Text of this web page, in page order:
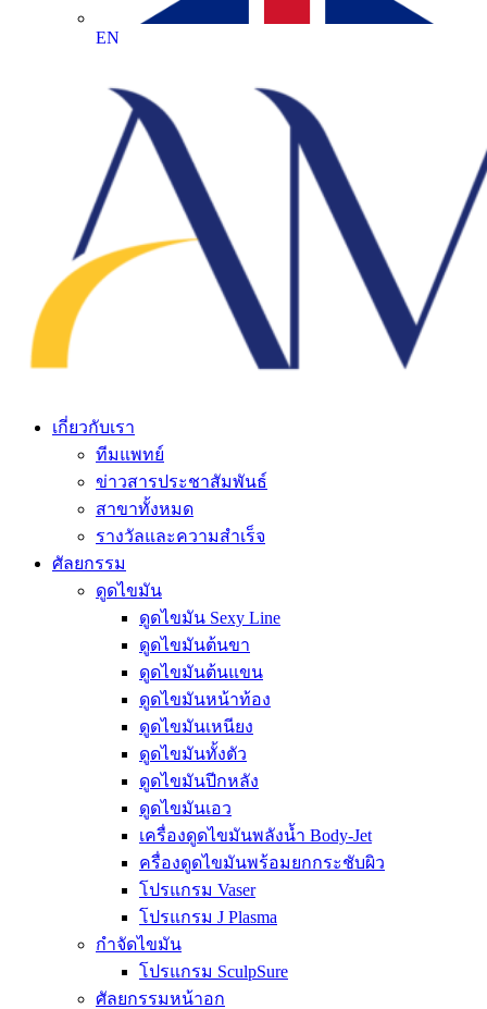
EN
เกี่ยวกับเรา
ทีมแพทย์
ข่าวสารประชาสัมพันธ์
สาขาทั้งหมด
รางวัลและความสำเร็จ
ศัลยกรรม
ดูดไขมัน
ดูดไขมัน Sexy Line
ดูดไขมันต้นขา
ดูดไขมันต้นแขน
ดูดไขมันหน้าท้อง
ดูดไขมันเหนียง
ดูดไขมันทั้งตัว
ดูดไขมันปีกหลัง
ดูดไขมันเอว
เครื่องดูดไขมันพลังน้ำ Body-Jet
ครื่องดูดไขมันพร้อมยกกระชับผิว
โปรแกรม Vaser
โปรแกรม J Plasma
กำจัดไขมัน
โปรแกรม SculpSure
ศัลยกรรมหน้าอก